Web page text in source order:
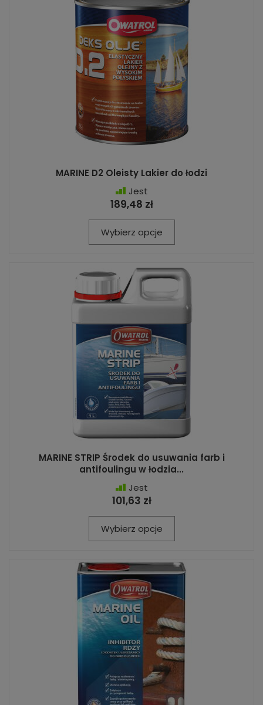
MARINE D2 Oleisty Lakier do łodzi
Jest
189,48 zł
Wybierz opcje
MARINE STRIP Środek do usuwania farb i
antifoulingu w łodzia...
Jest
101,63 zł
Wybierz opcje